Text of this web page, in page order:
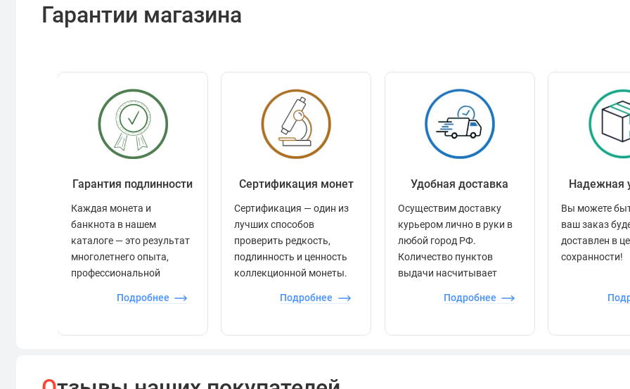
Гарантии магазина
Гарантия подлинности
Каждая монета и
банкнота в нашем
каталоге — это результат
многолетнего опыта,
профессиональной
контроля.
Подробнее
Сертификация монет
Сертификация — один из
лучших способов
проверить редкость,
подлинность и ценность
коллекционной монеты.
Подробнее
Удобная доставка
Осуществим доставку
курьером лично в руки в
любой город РФ.
Количество пунктов
выдачи насчитывает
всей стране.
Подробнее
Надежная
Вы можете
ваш заказ
доставлен в
сохранности!